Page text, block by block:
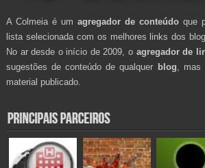
A Colmeia é um agregador de conteúdo que
lista selecionada com os melhores links dos
No ar desde o início de 2009, o agregador de
sugestões de conteúdo de qualquer blog ,
material publicado.